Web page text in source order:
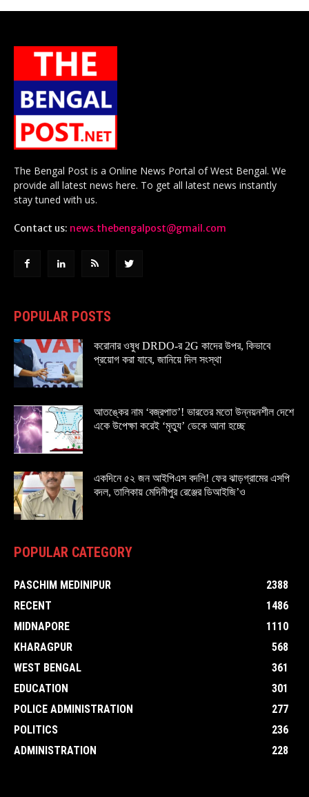
The Bengal Post is a Online News Portal of West Bengal. We
provide all latest news here. To get all latest news instantly
stay tuned with us.
Contact us: news.thebengalpost@gmail.com
POPULAR POSTS
করোনার ওষুধ DRDO-র 2G কাদের উপর, কিভাবে
প্রয়োগ করা যাবে, জানিয়ে দিল সংস্থা
আতঙ্কের নাম ‘বজ্রপাত’! ভারতের মতো উন্নয়নশীল দেশে
একে উপেক্ষা করেই ‘মৃত্যু’ ডেকে আনা হচ্ছে
একদিনে ৫২ জন আইপিএস বদলি! ফের ঝাড়গ্রামের এসপি
বদল, তালিকায় মেদিনীপুর রেঞ্জের ডিআইজি’ও
POPULAR CATEGORY
PASCHIM MEDINIPUR
2388
RECENT
1486
MIDNAPORE
1110
KHARAGPUR
568
WEST BENGAL
361
EDUCATION
301
POLICE ADMINISTRATION
277
POLITICS
236
ADMINISTRATION
228